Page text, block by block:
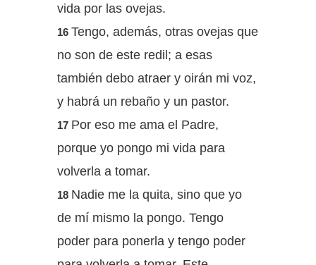
vida por las ovejas.
16 Tengo, además, otras ovejas que
no son de este redil; a esas
también debo atraer y oirán mi voz,
y habrá un rebaño y un pastor.
17 Por eso me ama el Padre,
porque yo pongo mi vida para
volverla a tomar.
18 Nadie me la quita, sino que yo
de mí mismo la pongo. Tengo
poder para ponerla y tengo poder